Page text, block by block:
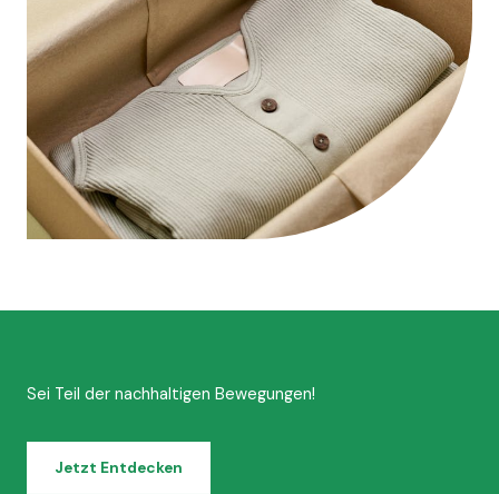
Sei Teil der nachhaltigen Bewegungen!
Jetzt Entdecken